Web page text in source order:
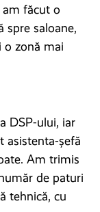
făcut o
spre saloane,
o zonă mai
DSP-ului, iar
asistenta-șefă
Am trimis
de paturi
tehnică, cu